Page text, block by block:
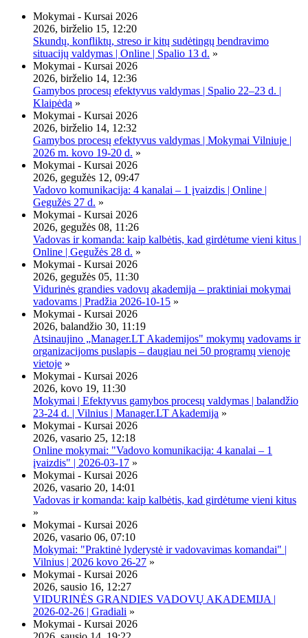
Mokymai - Kursai 2026
2026, birželio 15, 12:20
Skundų, konfliktų, streso ir kitų sudėtingų bendravimo
situacijų valdymas | Online | Spalio 13 d. »
Mokymai - Kursai 2026
2026, birželio 14, 12:36
Gamybos procesų efektyvus valdymas | Spalio 22–23 d. |
Klaipėda »
Mokymai - Kursai 2026
2026, birželio 14, 12:32
Gamybos procesų efektyvus valdymas | Mokymai Vilniuje |
2026 m. kovo 19-20 d. »
Mokymai - Kursai 2026
2026, gegužės 12, 09:47
Vadovo komunikacija: 4 kanalai – 1 įvaizdis | Online |
Gegužės 27 d. »
Mokymai - Kursai 2026
2026, gegužės 08, 11:26
Vadovas ir komanda: kaip kalbėtis, kad girdėtume vieni kitus |
Online | Gegužės 28 d. »
Mokymai - Kursai 2026
2026, gegužės 05, 11:30
Vidurinės grandies vadovų akademija – praktiniai mokymai
vadovams | Pradžia 2026-10-15 »
Mokymai - Kursai 2026
2026, balandžio 30, 11:19
Atsinaujino „Manager.LT Akademijos" mokymų vadovams ir
organizacijoms puslapis – daugiau nei 50 programų vienoje
vietoje »
Mokymai - Kursai 2026
2026, kovo 19, 11:30
Mokymai | Efektyvus gamybos procesų valdymas | balandžio
23-24 d. | Vilnius | Manager.LT Akademija »
Mokymai - Kursai 2026
2026, vasario 25, 12:18
Online mokymai: "Vadovo komunikacija: 4 kanalai – 1
įvaizdis" | 2026-03-17 »
Mokymai - Kursai 2026
2026, vasario 20, 14:01
Vadovas ir komanda: kaip kalbėtis, kad girdėtume vieni kitus
»
Mokymai - Kursai 2026
2026, vasario 06, 07:10
Mokymai: "Praktinė lyderystė ir vadovavimas komandai" |
Vilnius | 2026 kovo 26-27 »
Mokymai - Kursai 2026
2026, sausio 16, 12:27
VIDURINĖS GRANDIES VADOVŲ AKADEMIJA |
2026-02-26 | Gradiali »
Mokymai - Kursai 2026